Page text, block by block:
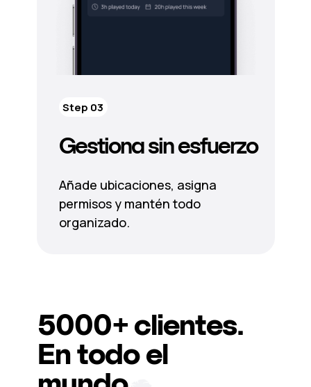
Gestiona sin esfuerzo
Añade ubicaciones, asigna
permisos y mantén todo
organizado.
Step 03
5000+ clientes.
En todo el